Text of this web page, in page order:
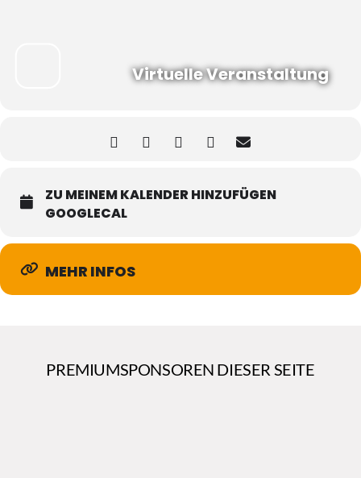
Virtuelle Veranstaltung
ZU MEINEM KALENDER HINZUFÜGEN
GOOGLECAL
MEHR INFOS
PREMIUMSPONSOREN DIESER SEITE